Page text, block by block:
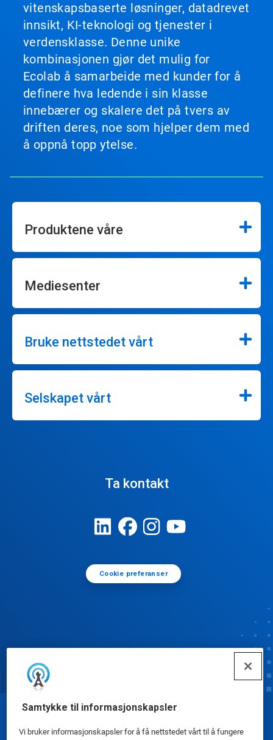
Samtykke til informasjonskapsler
Vi bruker informasjonskapsler for å få nettstedet vårt til å fungere
vitenskapsbaserte løsninger, datadrevet
innsikt, KI-teknologi og tjenester i
verdensklasse. Denne unike
kombinasjonen gjør det mulig for
Ecolab å samarbeide med kunder for å
definere hva ledende i sin klasse
innebærer og skalere det på tvers av
driften deres, noe som hjelper dem med
å oppnå topp ytelse.
Produktene våre
Mediesenter
Bruke nettstedet vårt
Selskapet vårt
Ta kontakt
Cookie preferanser